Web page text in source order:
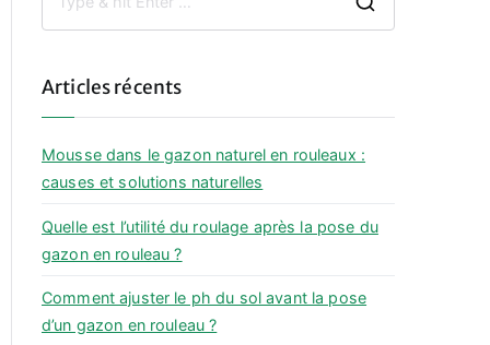
c
Articles récents
Mousse dans le gazon naturel en rouleaux :
causes et solutions naturelles
Quelle est l’utilité du roulage après la pose du
gazon en rouleau ?
Comment ajuster le ph du sol avant la pose
d’un gazon en rouleau ?